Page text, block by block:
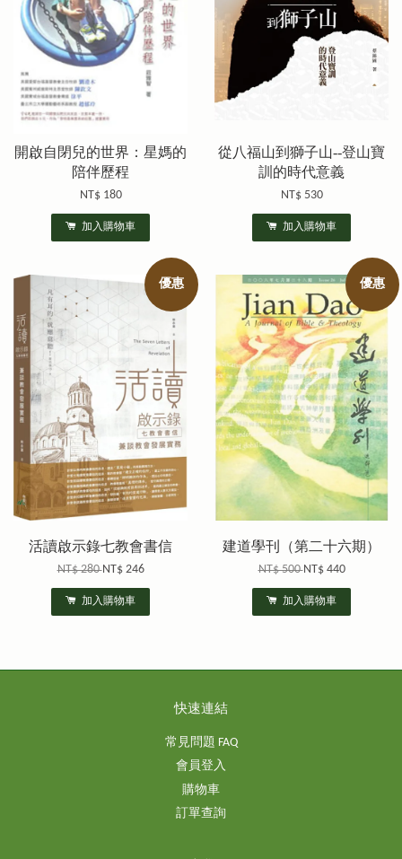
開啟自閉兒的世界：星媽的
陪伴歷程
NT$ 180
加入購物車
從八福山到獅子山--登山寶
訓的時代意義
NT$ 530
加入購物車
優惠
活讀啟示錄七教會書信
NT$ 280NT$ 246
加入購物車
優惠
建道學刊（第二十六期）
NT$ 500NT$ 440
加入購物車
快速連結
常見問題 FAQ
會員登入
購物車
訂單查詢